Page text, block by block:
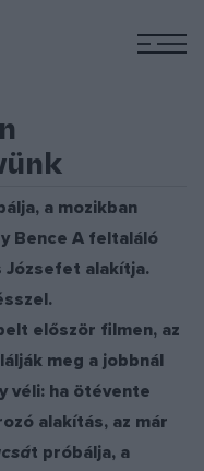
a mozikban
Bence A feltaláló
Józsefet alakítja.
először filmen, az
meg a jobbnál
véli: ha ötévente
alakítás, az már
t próbálja, a